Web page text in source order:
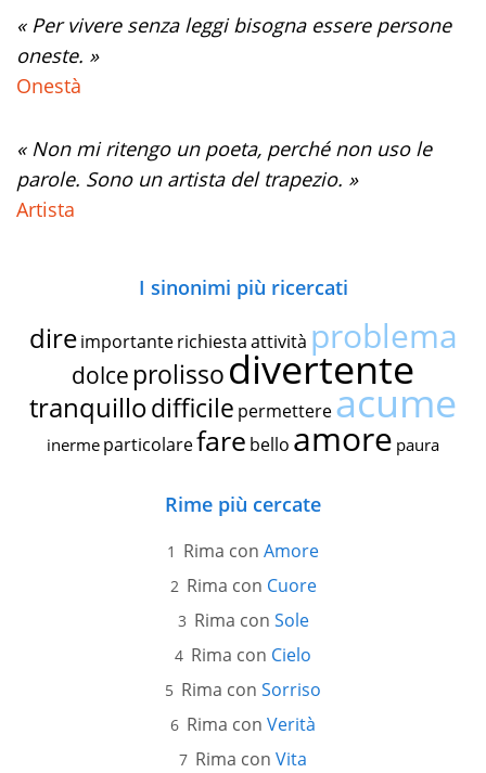
« Per vivere senza leggi bisogna essere persone
oneste. »
Onestà
« Non mi ritengo un poeta, perché non uso le
parole. Sono un artista del trapezio. »
Artista
I sinonimi più ricercati
dire importante richiestaattività problema
dolce prolissodivertente
tranquillodifficile permettereacume
inerme particolarefare bello amore paura
Rime più cercate
Rima con Amore
Rima con Cuore
Rima con Sole
Rima con Cielo
Rima con Sorriso
Rima con Verità
Rima con Vita